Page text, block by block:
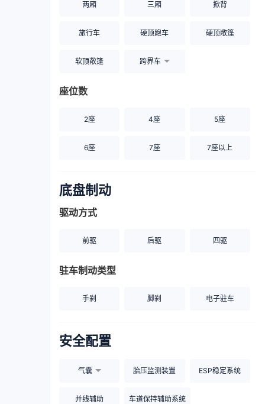
两厢 三厢 掀背
旅行车 硬顶跑车 硬顶敞篷
软顶敞篷 跨界车
座位数
2座 4座 5座
6座 7座 7座以上
底盘制动
驱动方式
前驱 后驱 四驱
驻车制动类型
手刹 脚刹 电子驻车
安全配置
气囊 胎压监测装置 ESP稳定系统
并线辅助 车道保持辅助系统